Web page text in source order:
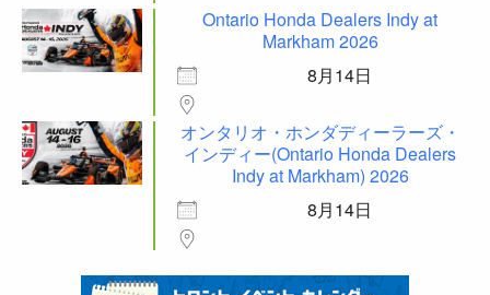
Ontario Honda Dealers Indy at
Markham 2026
8月14日
オンタリオ・ホンダディーラーズ・
インディー(Ontario Honda Dealers
Indy at Markham) 2026
8月14日